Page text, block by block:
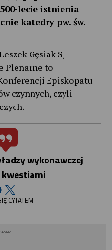
lecie istnienia
katedry pw. św.
Gęsiak SJ
Plenarne to
Episkopatu
czynnych, czyli
wykonawczej
kwestiami
CYTATEM